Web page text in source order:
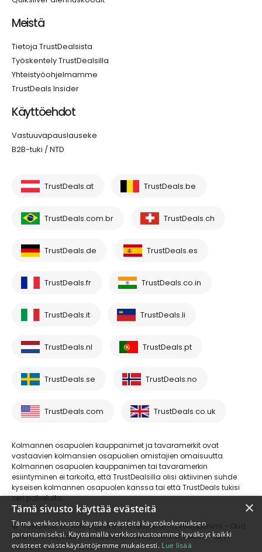
Meistä
Tietoja TrustDealsista
Työskentely TrustDealsilla
Yhteistyöohjelmamme
TrustDeals Insider
Käyttöehdot
Vastuuvapauslauseke
B2B-tuki / NTD
TrustDeals.at TrustDeals.be
TrustDeals.com.br TrustDeals.ch
TrustDeals.de TrustDeals.es
TrustDeals.fr TrustDeals.co.in
TrustDeals.it TrustDeals.li
TrustDeals.nl TrustDeals.pt
TrustDeals.se TrustDeals.no
TrustDeals.com TrustDeals.co.uk
Kolmannen osapuolen kauppanimet ja tavaramerkit ovat
vastaavien kolmansien osapuolien omistajien omaisuutta.
Kolmannen osapuolen kauppanimen tai tavaramerkin
esiintyminen ei tarkoita, että TrustDealsilla olisi aktiivinen suhde
kyseisen kolmannen osapuolen kanssa tai että TrustDeals tukisi
sen palveluita.
© Trustdeals on AMS Digital B.V.:n rekisteröimä kauppanimi - Oud
Laren 1, 1251BL, Laren - kaupparekisterinumero 80264174 - ALV-
numero: NL861609360B01
×
Tämä sivusto käyttää evästeitä
Tämä verkkosivusto käyttää evästeitä käyttökokemuksen
parantamiseksi. Käyttämällä verkkosivustoamme hyväksyt kaikki
evästeet evästekäytäntöjemme mukaisesti. Lue lisää